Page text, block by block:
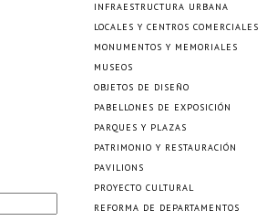
INFRAESTRUCTURA URBANA
LOCALES Y CENTROS COMERCIALES
MONUMENTOS Y MEMORIALES
MUSEOS
OBJETOS DE DISEÑO
PABELLONES DE EXPOSICIÓN
PARQUES Y PLAZAS
PATRIMONIO Y RESTAURACIÓN
PAVILIONS
PROYECTO CULTURAL
REFORMA DE DEPARTAMENTOS